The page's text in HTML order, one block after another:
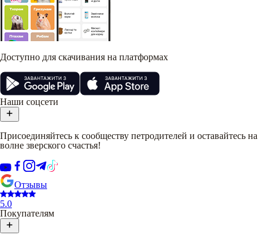
Доступно для скачивания на платформах
Наши соцсети
Присоединяйтесь к сообществу петродителей и оставайтесь на
волне зверского счастья!
Отзывы
5.0
Покупателям